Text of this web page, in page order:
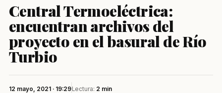
Central Termoeléctrica:
encuentran archivos del
proyecto en el basural de Río
Turbio
12 mayo, 2021 · 19:29Lectura: 2 min